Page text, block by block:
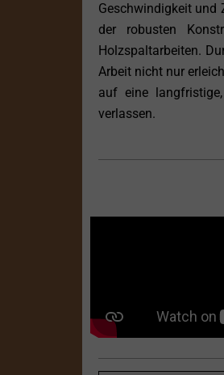
Geschwindigkeit und
der robusten
Holzspaltarbeiten.
Arbeit nicht nur
auf eine
verlassen.